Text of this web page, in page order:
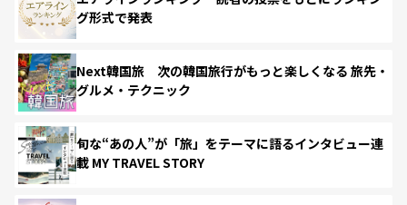
グ形式で発表
Next韓国旅 次の韓国旅行がもっと楽しくなる 旅先・
グルメ・テクニック
旬な“あの人”が「旅」をテーマに語るインタビュー連
載 MY TRAVEL STORY